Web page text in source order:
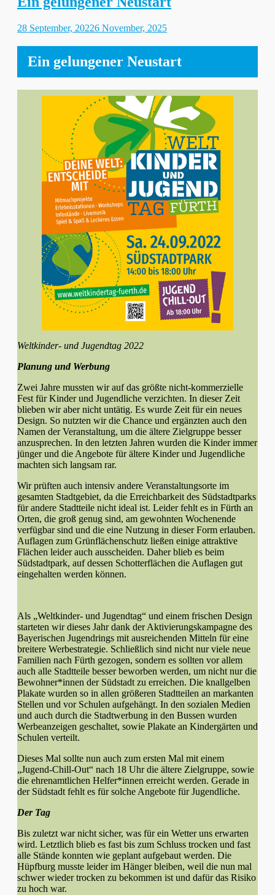
Gepostet
28 September, 20226 November, 2025
Ein gelungener Neustart
Weltkinder- und Jugendtag 2022
Planung und Werbung
Zwei Jahre mussten wir auf das größte nicht-kommerzielle
Fest für Kinder und Jugendliche verzichten. In dieser Zeit
blieben wir aber nicht untätig. Es wurde Zeit für ein neues
Design. So nutzten wir die Chance und ergänzten auch den
Namen der Veranstaltung, um die ältere Zielgruppe besser
anzusprechen. In den letzten Jahren wurden die Kinder immer
jünger und die Angebote für ältere Kinder und Jugendliche
machten sich langsam rar.
Wir prüften auch intensiv andere Veranstaltungsorte im
gesamten Stadtgebiet, da die Erreichbarkeit des Südstadtparks
für andere Stadtteile nicht ideal ist. Leider fehlt es in Fürth an
Orten, die groß genug sind, am gewohnten Wochenende
verfügbar sind und die eine Nutzung in dieser Form erlauben.
Auflagen zum Grünflächenschutz ließen einige attraktive
Flächen leider auch ausscheiden. Daher blieb es beim
Südstadtpark, auf dessen Schotterflächen die Auflagen gut
eingehalten werden können.
Als „Weltkinder- und Jugendtag“ und einem frischen Design
starteten wir dieses Jahr dank der Aktivierungskampagne des
Bayerischen Jugendrings mit ausreichenden Mitteln für eine
breitere Werbestrategie. Schließlich sind nicht nur viele neue
Familien nach Fürth gezogen, sondern es sollten vor allem
auch alle Stadtteile besser beworben werden, um nicht nur die
Bewohner*innen der Südstadt zu erreichen. Die knallgelben
Plakate wurden so in allen größeren Stadtteilen an markanten
Stellen und vor Schulen aufgehängt. In den sozialen Medien
und auch durch die Stadtwerbung in den Bussen wurden
Werbeanzeigen geschaltet, sowie Plakate an Kindergärten und
Schulen verteilt.
Dieses Mal sollte nun auch zum ersten Mal mit einem
„Jugend-Chill-Out“ nach 18 Uhr die ältere Zielgruppe, sowie
die ehrenamtlichen Helfer*innen erreicht werden. Gerade in
der Südstadt fehlt es für solche Angebote für Jugendliche.
Der Tag
Bis zuletzt war nicht sicher, was für ein Wetter uns erwarten
wird. Letztlich blieb es fast bis zum Schluss trocken und fast
alle Stände konnten wie geplant aufgebaut werden. Die
Hüpfburg musste leider im Hänger bleiben, weil die nun mal
schwer wieder trocken zu bekommen ist und dafür das Risiko
zu hoch war.